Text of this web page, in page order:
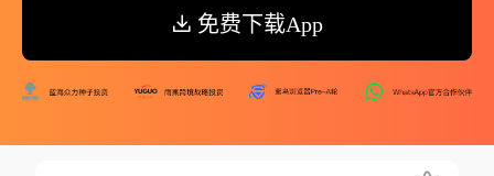
免费下载App